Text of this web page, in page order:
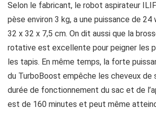
Selon le fabricant, le robot aspirateur
pèse environ 3 kg, a une puissance de
32 x 32 x 7,5 cm. On dit aussi que la
rotative est excellente pour peigner les
les tapis. En même temps, la forte
du TurboBoost empêche les cheveux de
durée de fonctionnement du sac et de
est de 160 minutes et peut même